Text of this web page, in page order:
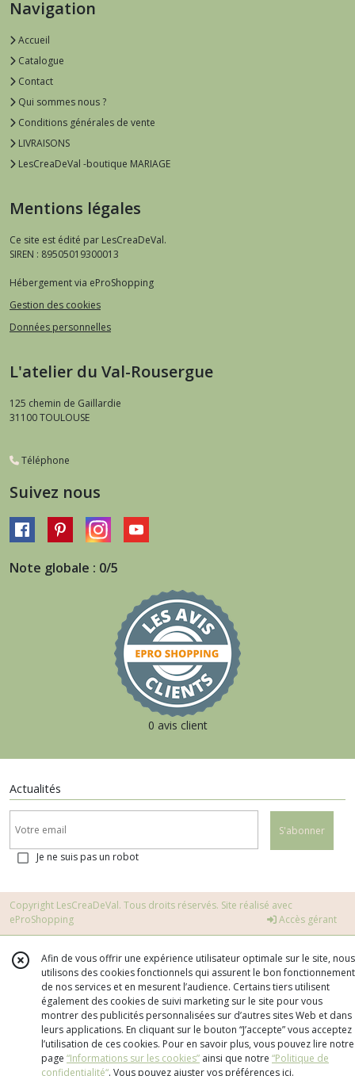
Navigation
Accueil
Catalogue
Contact
Qui sommes nous ?
Conditions générales de vente
LIVRAISONS
LesCreaDeVal -boutique MARIAGE
Mentions légales
Ce site est édité par LesCreaDeVal.
SIREN : 89505019300013
Hébergement via eProShopping
Gestion des cookies
Données personnelles
L'atelier du Val-Rousergue
125 chemin de Gaillardie
31100TOULOUSE
Téléphone
Suivez nous
Note globale : 0/5
0 avis client
Actualités
S'abonner
Je ne suis pas un robot
Copyright LesCreaDeVal. Tous droits réservés. Site réalisé avec
eProShopping
Accès gérant
Afin de vous offrir une expérience utilisateur optimale sur le site, nous
utilisons des cookies fonctionnels qui assurent le bon fonctionnement
de nos services et en mesurent l’audience. Certains tiers utilisent
également des cookies de suivi marketing sur le site pour vous
montrer des publicités personnalisées sur d’autres sites Web et dans
leurs applications. En cliquant sur le bouton “J’accepte” vous acceptez
l’utilisation de ces cookies. Pour en savoir plus, vous pouvez lire notre
page “Informations sur les cookies” ainsi que notre “Politique de
confidentialité“. Vous pouvez ajuster vos préférences ici.